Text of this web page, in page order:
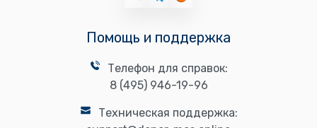
Помощь и поддержка
Телефон для справок:
8 (495) 946-19-96
Техническая поддержка: